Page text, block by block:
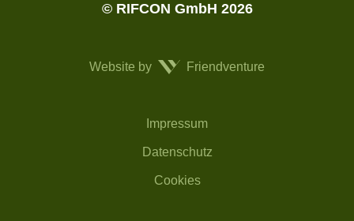
© RIFCON GmbH 2026
Website by Friendventure
Impressum
Datenschutz
Cookies